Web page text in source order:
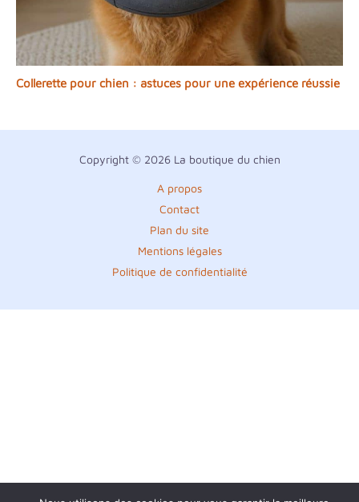
Collerette pour chien : astuces pour une expérience réussie
Copyright © 2026 La boutique du chien
A propos
Contact
Plan du site
Mentions légales
Politique de confidentialité